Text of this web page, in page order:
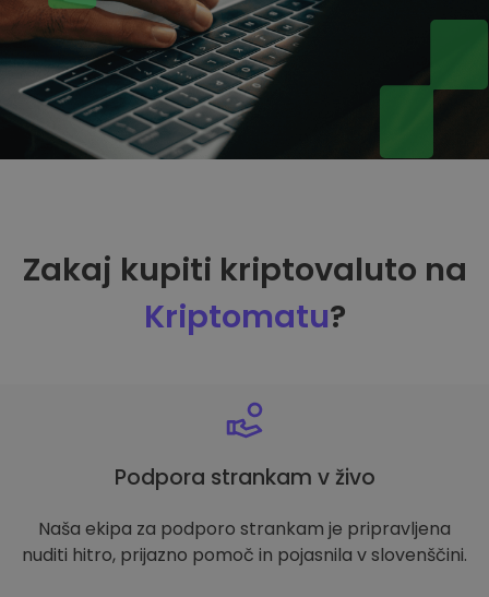
Zakaj kupiti kriptovaluto na
Kriptomatu?
Podpora strankam v živo
Naša ekipa za podporo strankam je pripravljena
nuditi hitro, prijazno pomoč in pojasnila v slovenščini.